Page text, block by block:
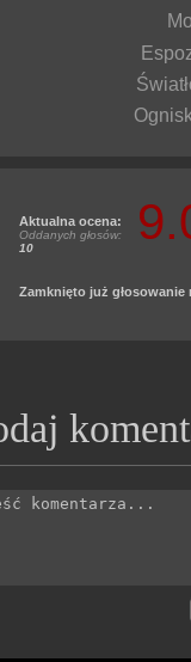
Aktualna ocena:
Oddanych głosów:
10
Zamknięto już głosowanie